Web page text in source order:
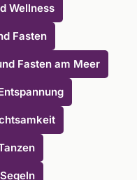
Wellness
Fasten
Fasten am Meer